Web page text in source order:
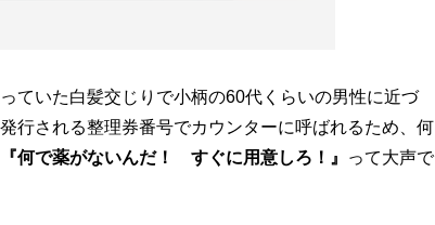
ていた白髪交じりで小柄の60代くらいの男性に近づ
行される整理券番号でカウンターに呼ばれるため、何
『何で薬がないんだ！ すぐに用意しろ！』
って大声で